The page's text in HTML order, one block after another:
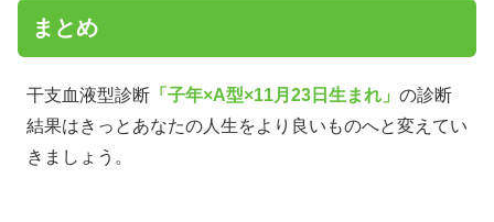
まとめ
干支血液型診断 「子年×A型×11月23日生まれ」 の診断
結果はきっとあなたの人生をより良いものへと変えてい
きましょう。